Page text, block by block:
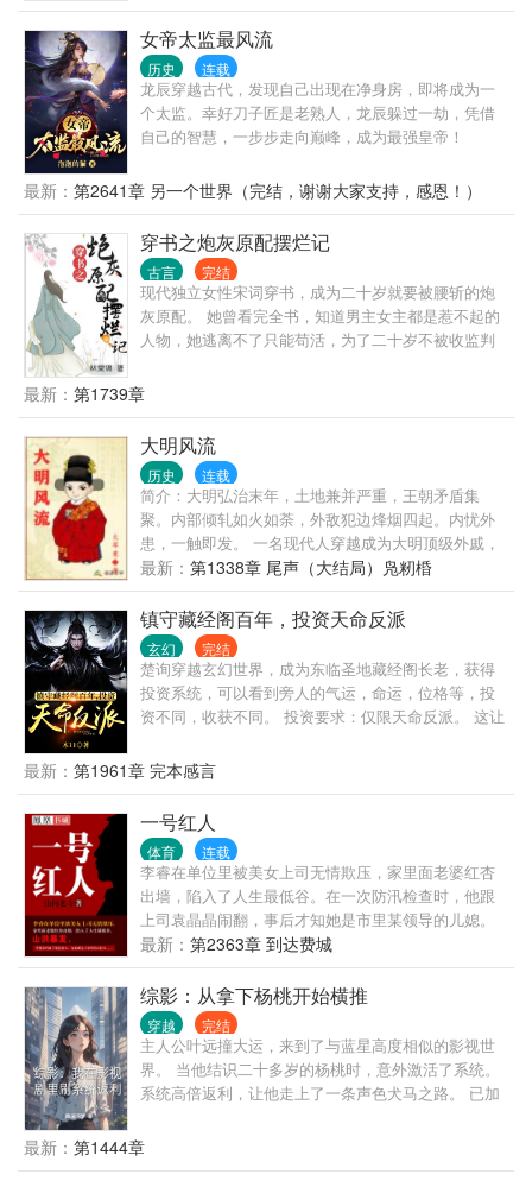
女帝太监最风流
历史 连载
龙辰穿越古代，发现自己出现在净身房，即将成为一
个太监。幸好刀子匠是老熟人，龙辰躲过一劫，凭借
自己的智慧，一步步走向巅峰，成为最强皇帝！
最新： 第2641章 另一个世界（完结，谢谢大家支持，感恩！）
穿书之炮灰原配摆烂记
古言 完结
现代独立女性宋词穿书，成为二十岁就要被腰斩的炮
灰原配。 她曾看完全书，知道男主女主都是惹不起的
人物，她逃离不了只能苟活，为了二十岁不被收监判
任他东南西北风，我自巍然不动！ 注：本人不擅写甜
最新： 第1739章
大明风流
历史 连载
简介：大明弘治末年，土地兼并严重，王朝矛盾集
聚。内部倾轧如火如荼，外敌犯边烽烟四起。内忧外
患，一触即发。 一名现代人穿越成为大明顶级外戚，
本以为能安安稳稳的享受荣华富贵的生活，谁知等待
他的命运将是被未来的嘉靖皇帝‘斩于西市’。 不甘引颈
受戮的命运，奋起抗争才是正途。且看他如何辗转腾
挪扭转乾坤。成就一番辉煌大业，留下一段大明风
流。
最新： 第1338章 尾声（大结局）凫籾棔
镇守藏经阁百年，投资天命反派
玄幻 完结
楚询穿越玄幻世界，成为东临圣地藏经阁长老，获得
投资系统，可以看到旁人的气运，命运，位格等，投
资不同，收获不同。 投资要求：仅限天命反派。 这让
父，我给你抢来一位女帝。 二徒弟：师父要练神兵？
刚好我家有祖传仙金，师父等等我…… 小徒弟：我家
有一株绝世大药，活了七千年，我去采来给师父当药
引！ 楚询：真香！
最新： 第1961章 完本感言
一号红人
体育 连载
李睿在单位里被美女上司无情欺压，家里面老婆红杏
出墙，陷入了人生最低谷。在一次防汛检查时，他跟
上司袁晶晶闹翻，事后才知她是市里某领导的儿媳。
山洪暴发，李睿凑巧救了某位贵人，自此成为了市里
的大红人……
最新： 第2363章 到达费城
综影：从拿下杨桃开始横推
穿越 完结
主人公叶远撞大运，来到了与蓝星高度相似的影视世
界。 当他结识二十多岁的杨桃时，意外激活了系统。
系统高倍返利，让他走上了一条声色犬马之路。 已加
最新： 第1444章